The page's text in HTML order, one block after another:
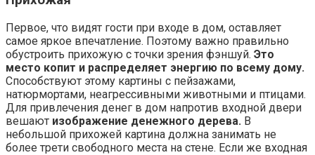
Дизайн ванной
Дома из оцилиндрованного бревна. Современные
технологии и традиции
Дома из бревна всегда пользовались популярностью
благодаря своей экологичности, естественной красоте и
долговечности. Современные
Поиск:
Свежие записи